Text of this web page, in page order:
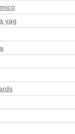
yag